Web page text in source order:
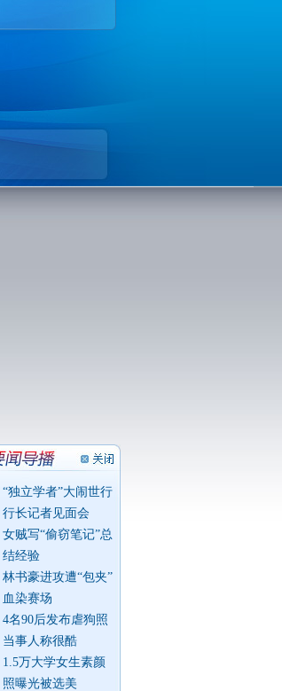
“独立学者”大闹世行
行长记者见面会
女贼写“偷窃笔记”总
结经验
林书豪进攻遭“包夹”
血染赛场
4名90后发布虐狗照
当事人称很酷
1.5万大学女生素颜
照曝光被选美